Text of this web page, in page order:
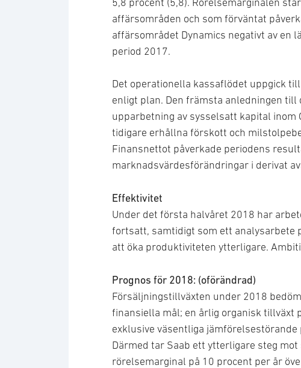
5,8 procent (5,8). Rörelsemarginalen
affärsområden och som förväntat
affärsområdet Dynamics negativt av en
period 2017.
Det operationella kassaflödet uppgick
enligt plan. Den främsta anledningen till
upparbetning av sysselsatt kapital
tidigare erhållna förskott och
Finansnettot påverkade periodens
marknadsvärdesförändringar i derivat
Effektivitet
Under det första halvåret 2018 har
fortsatt, samtidigt som ett analysarbete
att öka produktiviteten ytterligare.
Prognos för 2018: (oförändrad)
Försäljningstillväxten under 2018
finansiella mål; en årlig organisk tillväxt
exklusive väsentliga
Därmed tar Saab ett ytterligare steg
rörelsemarginal på 10 procent per år